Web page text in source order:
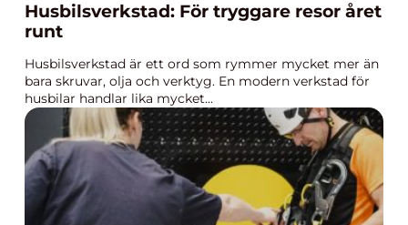
Husbilsverkstad: För tryggare resor året
runt
Husbilsverkstad är ett ord som rymmer mycket mer än
bara skruvar, olja och verktyg. En modern verkstad för
husbilar handlar lika mycket...